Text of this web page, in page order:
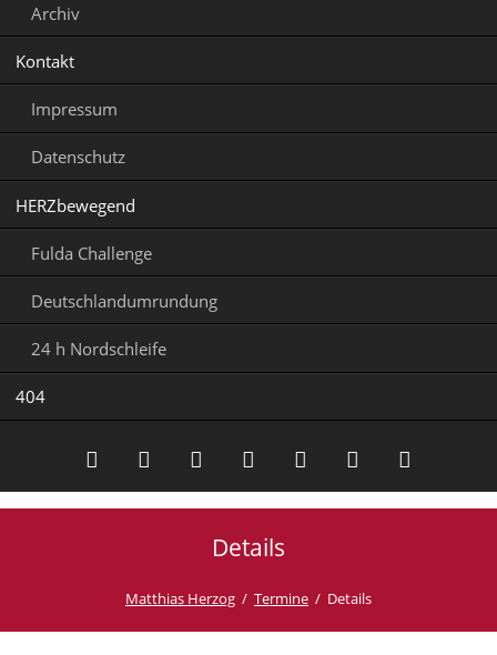
Archiv
Kontakt
Impressum
Datenschutz
HERZbewegend
Fulda Challenge
Deutschlandumrundung
24 h Nordschleife
404
YoutubeXing Podcast
Details
Matthias Herzog Termine Details